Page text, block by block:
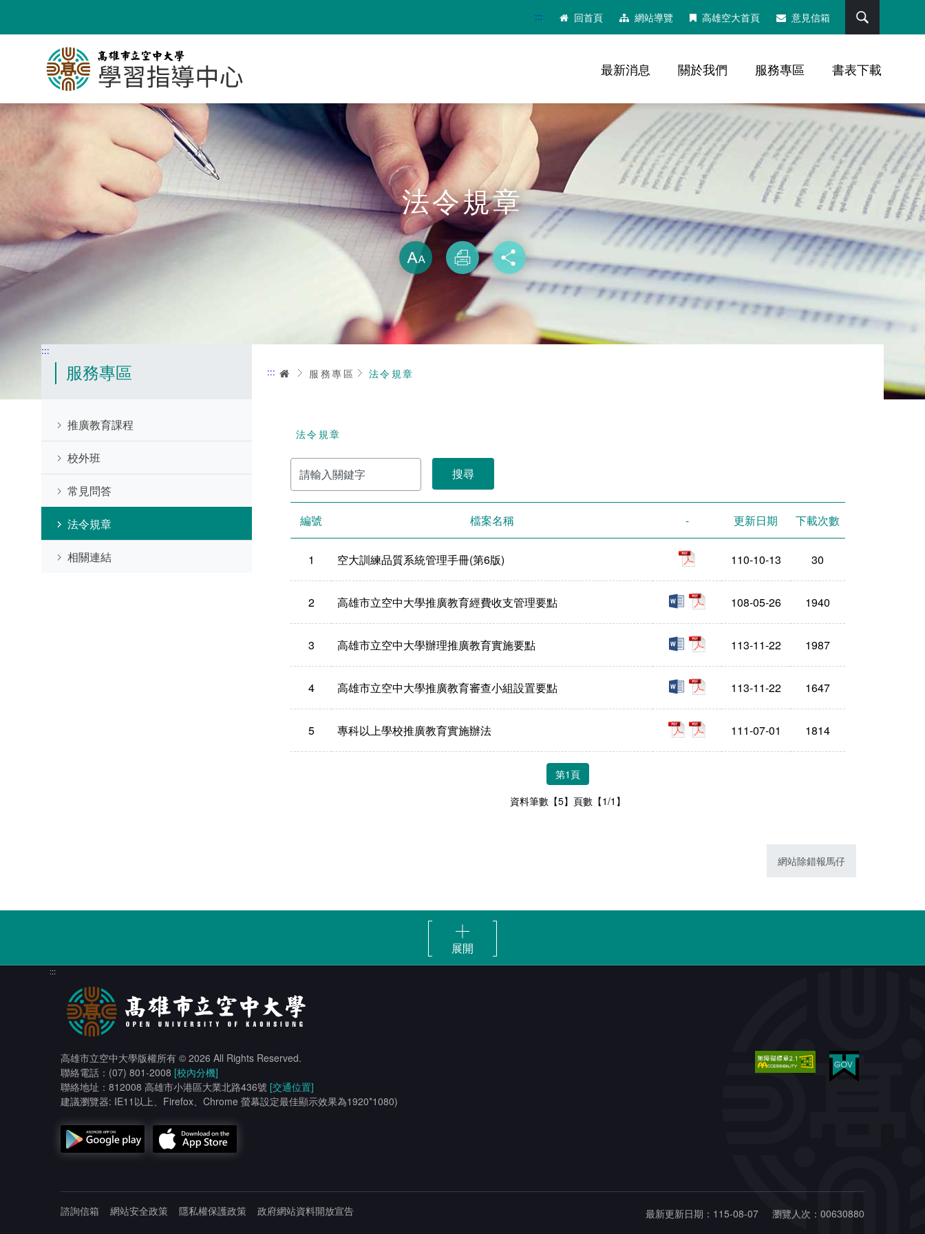
要
::: 回首頁 網站導覽 高雄空大首頁 意見信箱
最新消息 關於我們 服務專區 書表下載
法令規章
略過字型切換，社群分享工具列
放大
列印 分享
:::
服務專區
推廣教育課程
校外班
常見問答
法令規章
相關連結
::: 首頁服務專區 法令規章
法令規章
請
輸
入
關
鍵
字編號 檔案名稱 - 更新日期 下載次數
1 空大訓練品質系統管理手冊(第6版) 110-10-13 30
2 高雄市立空中大學推廣教育經費收支管理要點 docx 108-05-26 1940
3 高雄市立空中大學辦理推廣教育實施要點 doc 113-11-22 1987
4 高雄市立空中大學推廣教育審查小組設置要點 doc 113-11-22 1647
5 專科以上學校推廣教育實施辦法 pdf 111-07-01 1814
第1頁
資料筆數【5】頁數【1/1】
網站除錯報馬仔
展開
:::
高雄市立空中大學版權所有 © 2026 All Rights Reserved.
聯絡電話：(07) 801-2008 [校內分機]
聯絡地址：812008 高雄市小港區大業北路436號 [交通位置]
建議瀏覽器: IE11以上、Firefox、Chrome 螢幕設定最佳顯示效果為1920*1080)
最新更新日期：115-08-07 瀏覽人次：00630880
諮詢信箱 網站安全政策 隱私權保護政策 政府網站資料開放宣告